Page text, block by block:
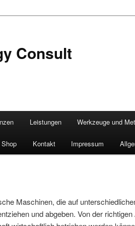
Consult
Leistungen Werkzeuge und
Shop Kontakt Impressum
Maschinen, die auf
und abgeben. Von der